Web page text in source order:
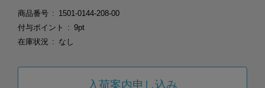
商品番号
1501-0144-208-00
付与ポイント
9pt
在庫状況
なし
入荷案内申し込み